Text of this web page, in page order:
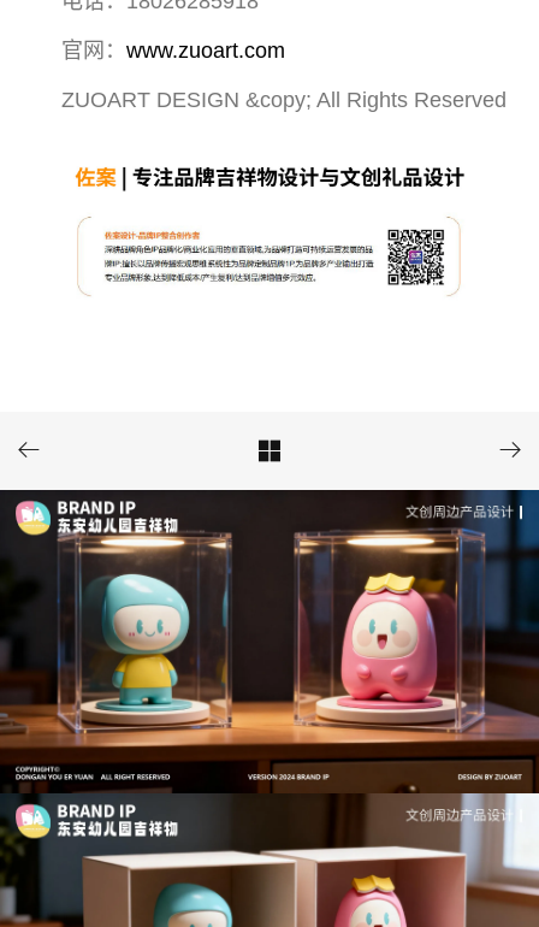
官网： www.zuoart.com
ZUOART DESIGN &copy; All Rights Reserved
  